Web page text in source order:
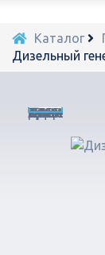
Каталог
Дизельный